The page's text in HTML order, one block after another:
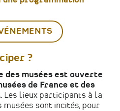
?
des musées est ouverte
de France et des
Les lieux participants à la
musées sont incités, pour